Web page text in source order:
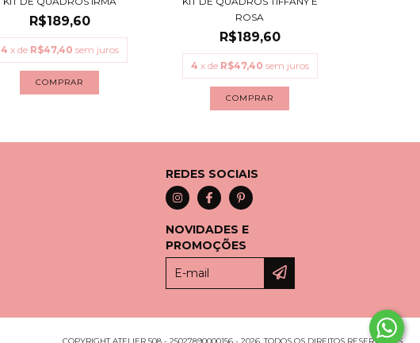
R$189,60
4 x de R$47,40 sem juros
COMPRAR
ROSA
R$189,60
4 x de R$47,40 sem juros
COMPRAR
REDES SOCIAIS
NOVIDADES E
PROMOÇÕES